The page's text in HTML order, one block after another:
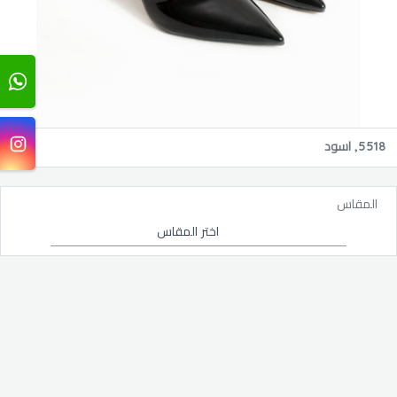
5518, اسود
المقاس
اختر المقاس